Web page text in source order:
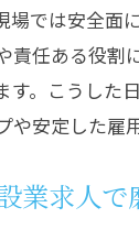
場では安全面
責任ある役割
す。こうした
や安定した雇
業求人で